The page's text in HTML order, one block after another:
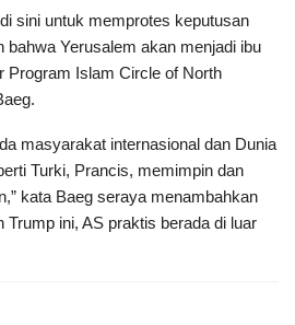
sini untuk memprotes keputusan
bahwa Yerusalem akan menjadi ibu
Program Islam Circle of North
masyarakat internasional dan Dunia
Turki, Prancis, memimpin dan
kata Baeg seraya menambahkan
Trump ini, AS praktis berada di luar